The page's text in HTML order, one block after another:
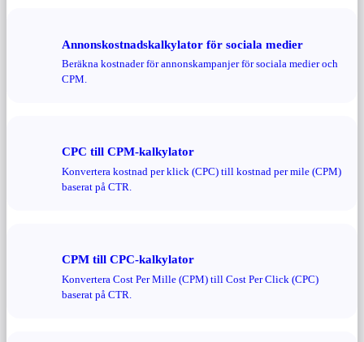
Annonskostnadskalkylator för sociala medier
Beräkna kostnader för annonskampanjer för sociala medier och
CPM.
CPC till CPM-kalkylator
Konvertera kostnad per klick (CPC) till kostnad per mile (CPM)
baserat på CTR.
CPM till CPC-kalkylator
Konvertera Cost Per Mille (CPM) till Cost Per Click (CPC)
baserat på CTR.